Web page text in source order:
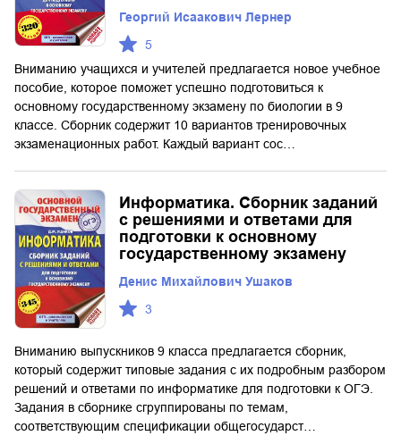
Георгий Исаакович Лернер
5
Вниманию учащихся и учителей предлагается новое учебное
пособие, которое поможет успешно подготовиться к
основному государственному экзамену по биологии в 9
классе. Сборник содержит 10 вариантов тренировочных
экзаменационных работ. Каждый вариант сос…
Информатика. Сборник заданий
с решениями и ответами для
подготовки к основному
государственному экзамену
Денис Михайлович Ушаков
3
Вниманию выпускников 9 класса предлагается сборник,
который содержит типовые задания с их подробным разбором
решений и ответами по информатике для подготовки к ОГЭ.
Задания в сборнике сгруппированы по темам,
соответствующим спецификации общегосударст…